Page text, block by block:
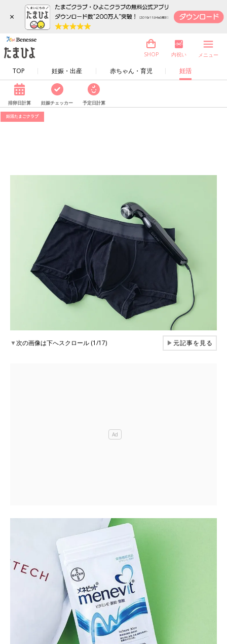
×
TOP 妊娠・出産 赤ちゃん・育児 妊活
SHOP 内祝い メニュー
排卵日計算 妊娠チェッカー 予定日計算
妊活たまごクラブ
▼次の画像は下へスクロール (1/17) ▶元記事を見る